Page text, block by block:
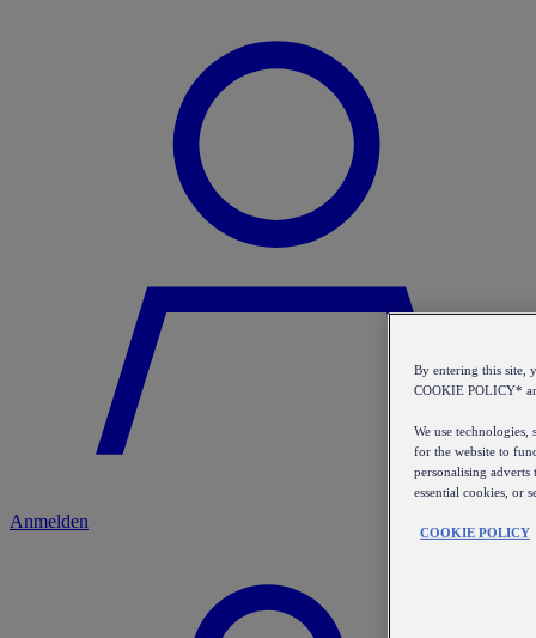
Anmelden
By entering this site,
COOKIE POLICY*
We use technologies,
for the website to
personalising adverts
essential cookies, or
COOKIE POLICY